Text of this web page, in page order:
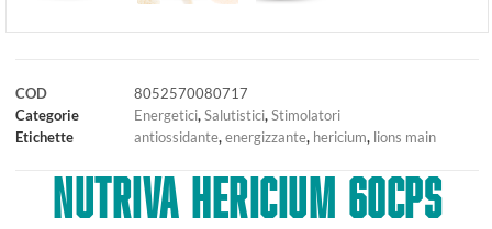
COD
8052570080717
Categorie
Energetici,Salutistici,Stimolatori
Etichette
antiossidante,energizzante, hericium, lions main
NUTRIVA HERICIUM 60CPS